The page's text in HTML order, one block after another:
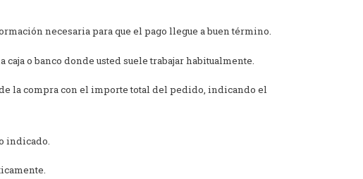
necesaria para que el pago llegue a buen término.
o banco donde usted suele trabajar habitualmente.
la compra con el importe total del pedido, indicando el
indicado.